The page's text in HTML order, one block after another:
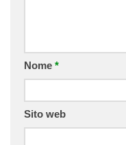
Nome *
Sito web